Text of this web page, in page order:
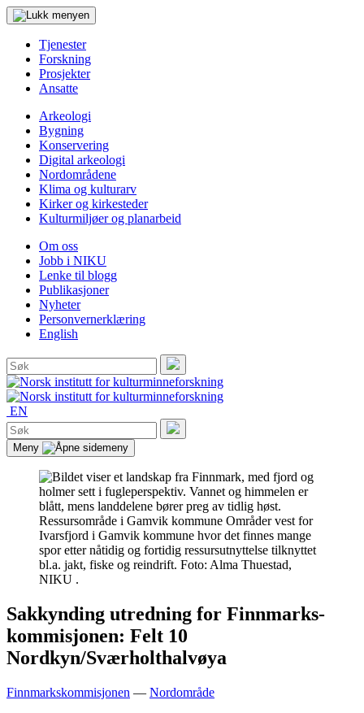
Tjenester
Forskning
Prosjekter
Ansatte
Arkeologi
Bygning
Konservering
Digital arkeologi
Nordområdene
Klima og kulturarv
Kirker og kirkesteder
Kulturmiljøer og planarbeid
Om oss
Jobb i NIKU
Lenke til blogg
Publikasjoner
Nyheter
Personvernerklæring
English
Søk
etter:
Søk
EN
Søk
etter:
Søk
Meny
Ressursområde i Gamvik kommune Områder vest for
Ivarsfjord i Gamvik kommune hvor det finnes mange
spor etter nåtidig og fortidig ressursutnyttelse tilknyttet
bl.a. jakt, fiske og reindrift. Foto: Alma Thuestad,
NIKU .
Sakkynding utredning for Finnmarks-
kommisjonen: Felt 10
Nordkyn/Sværholthalvøya
Finnmarkskommisjonen — Nordområde